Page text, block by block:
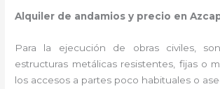
Alquiler de andamios y precio en
Para la ejecución de obras civiles,
estructuras metálicas resistentes, fijas o
los accesos a partes poco habituales o